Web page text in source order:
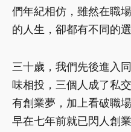
們年紀相仿，雖然在職
的人生，卻都有不同的選
三十歲，我們先後進入
味相投，三個人成了私
有創業夢，加上看破職
早在七年前就已閃人創